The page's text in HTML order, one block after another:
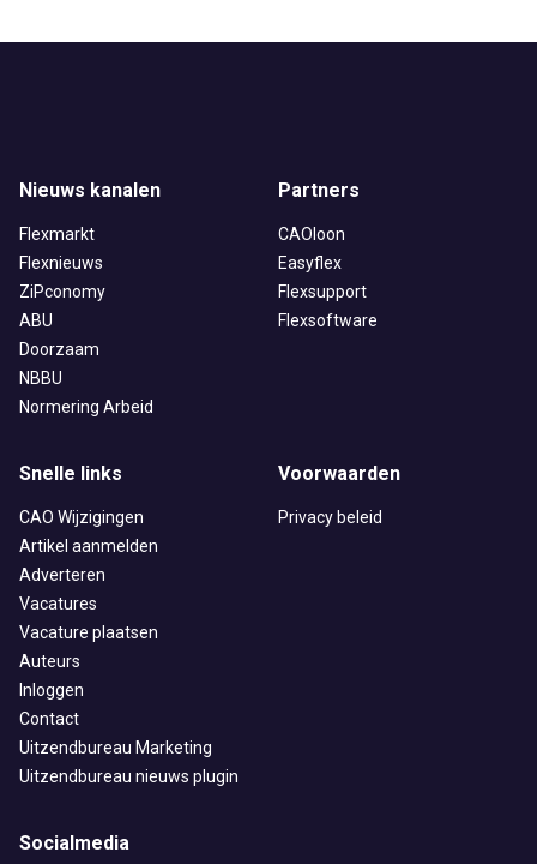
Nieuws kanalen
Flexmarkt
Flexnieuws
ZiPconomy
ABU
Doorzaam
NBBU
Normering Arbeid
Partners
CAOloon
Easyflex
Flexsupport
Flexsoftware
Snelle links
CAO Wijzigingen
Artikel aanmelden
Adverteren
Vacatures
Vacature plaatsen
Auteurs
Inloggen
Contact
Uitzendbureau Marketing
Uitzendbureau nieuws plugin
Voorwaarden
Privacy beleid
Socialmedia